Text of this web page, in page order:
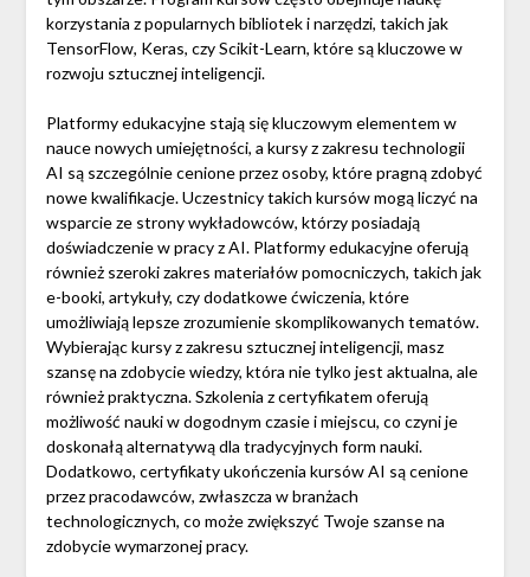
korzystania z popularnych bibliotek i narzędzi, takich jak
TensorFlow, Keras, czy Scikit-Learn, które są kluczowe w
rozwoju sztucznej inteligencji.
Platformy edukacyjne stają się kluczowym elementem w
nauce nowych umiejętności, a kursy z zakresu technologii
AI są szczególnie cenione przez osoby, które pragną zdobyć
nowe kwalifikacje. Uczestnicy takich kursów mogą liczyć na
wsparcie ze strony wykładowców, którzy posiadają
doświadczenie w pracy z AI. Platformy edukacyjne oferują
również szeroki zakres materiałów pomocniczych, takich jak
e-booki, artykuły, czy dodatkowe ćwiczenia, które
umożliwiają lepsze zrozumienie skomplikowanych tematów.
Wybierając kursy z zakresu sztucznej inteligencji, masz
szansę na zdobycie wiedzy, która nie tylko jest aktualna, ale
również praktyczna. Szkolenia z certyfikatem oferują
możliwość nauki w dogodnym czasie i miejscu, co czyni je
doskonałą alternatywą dla tradycyjnych form nauki.
Dodatkowo, certyfikaty ukończenia kursów AI są cenione
przez pracodawców, zwłaszcza w branżach
technologicznych, co może zwiększyć Twoje szanse na
zdobycie wymarzonej pracy.